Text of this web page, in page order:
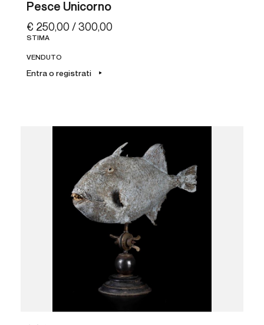
Pesce Unicorno
€ 250,00 / 300,00
STIMA
VENDUTO
Entra o registrati